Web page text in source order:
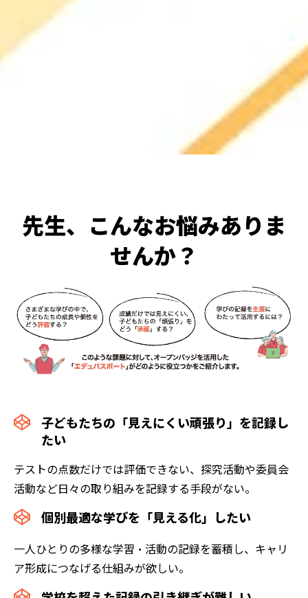
先生、こんなお悩みありま
せんか？
子どもたちの「見えにくい頑張り」を記録し
たい
テストの点数だけでは評価できない、探究活動や委員会
活動など日々の取り組みを記録する手段がない。
個別最適な学びを「見える化」したい
一人ひとりの多様な学習・活動の記録を蓄積し、キャリ
ア形成につなげる仕組みが欲しい。